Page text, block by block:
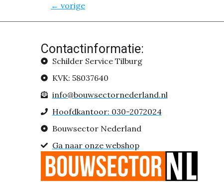
← vorige
Contactinformatie:
Schilder Service Tilburg
KVK: 58037640
info@bouwsectornederland.nl
Hoofdkantoor: 030-2072024
Bouwsector Nederland
Ga naar onze webshop